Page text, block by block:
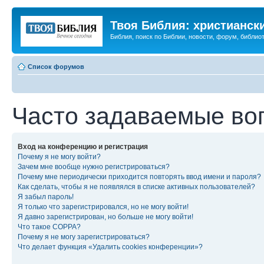
Твоя Библия:
Библия, поиск по Библии, новости, форум,
Список форумов
Часто задаваемые
Вход на конференцию и регистрация
Почему я не могу войти?
Зачем мне вообще нужно регистрироваться?
Почему мне периодически приходится повторять ввод имени и пароля?
Как сделать, чтобы я не появлялся в списке активных пользователей?
Я забыл пароль!
Я только что зарегистрировался, но не могу войти!
Я давно зарегистрирован, но больше не могу войти!
Что такое COPPA?
Почему я не могу зарегистрироваться?
Что делает функция «Удалить cookies конференции»?